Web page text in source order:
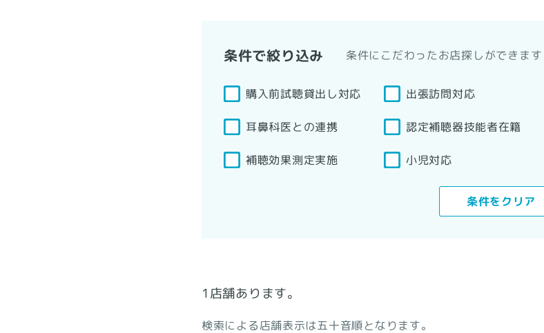
条件で絞り込み 条件にこだわったお店探しができます
購入前試聴貸出し対応 出張訪問対応
耳鼻科医との連携 認定補聴器技能者在籍
補聴効果測定実施 小児対応
条件をクリア
1店舗あります。
検索による店舗表示は五十音順となります。